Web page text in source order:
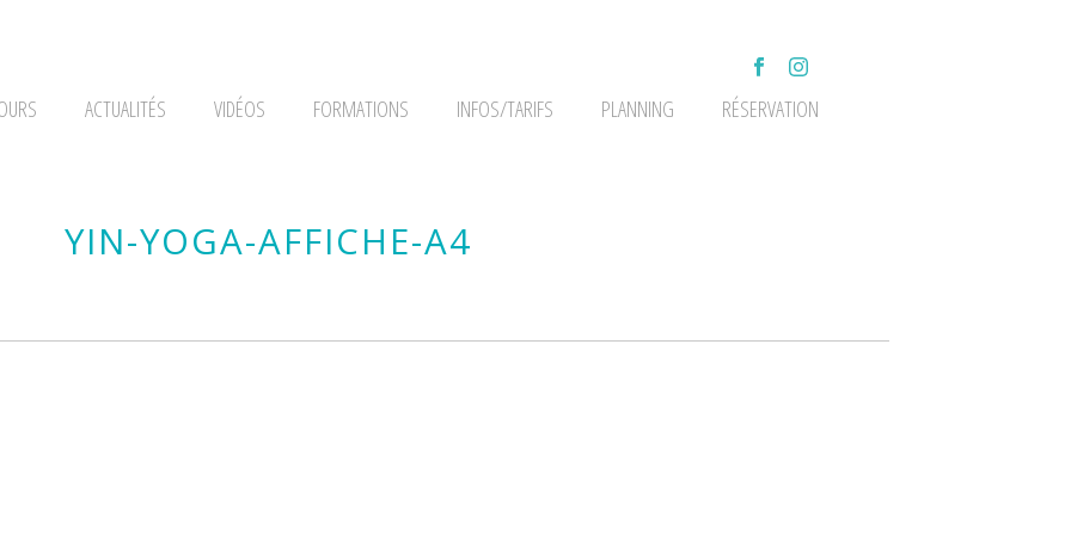
ACTUALITÉS VIDÉOS FORMATIONS INFOS/TARIFS PLANNING RÉSERVATION
YIN-YOGA-AFFICHE-A4